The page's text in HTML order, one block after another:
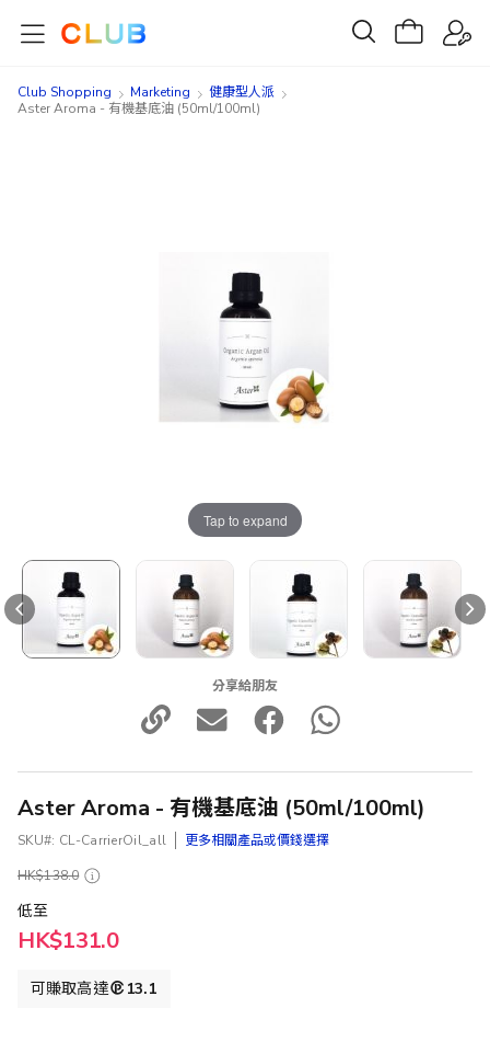
Club Shopping Marketing
健康型人派
Aster Aroma - 有機基底油 (50ml/100ml)
Tap to expand
分享給朋友
Aster Aroma - 有機基底油 (50ml/100ml)
SKU CL-CarrierOil_all
更多相關產品或價錢選擇
HK$138.0
低至
HK$131.0
可賺取高達 13.1